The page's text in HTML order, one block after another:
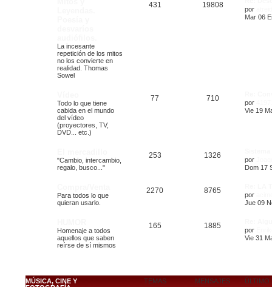
La incesante
repetición de los mitos
no los convierte en
realidad. Thomas
Sowel
431 19808
por
Mar 06
Todo lo que tiene
cabida en el mundo
del vídeo
(proyectores, TV,
DVD... etc.)
77 710
por
Vie 19
"Cambio, intercambio,
regalo, busco..."
253 1326
por
Dom 17
Para todos lo que
quieran usarlo.
2270 8765
por
Jue 09
Homenaje a todos
aquellos que saben
reírse de sí mismos
165 1885
por
Vie 31
MÚSICA, CINE Y
TEMAS MENSAJES ÚLTIMO